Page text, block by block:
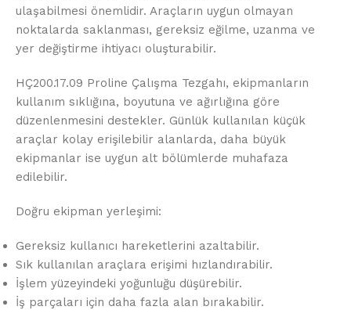
ulaşabilmesi önemlidir. Araçların uygun olmayan
noktalarda saklanması, gereksiz eğilme, uzanma ve
yer değiştirme ihtiyacı oluşturabilir.
HÇ200.17.09 Proline Çalışma Tezgahı, ekipmanların
kullanım sıklığına, boyutuna ve ağırlığına göre
düzenlenmesini destekler. Günlük kullanılan küçük
araçlar kolay erişilebilir alanlarda, daha büyük
ekipmanlar ise uygun alt bölümlerde muhafaza
edilebilir.
Doğru ekipman yerleşimi:
Gereksiz kullanıcı hareketlerini azaltabilir.
Sık kullanılan araçlara erişimi hızlandırabilir.
İşlem yüzeyindeki yoğunluğu düşürebilir.
İş parçaları için daha fazla alan bırakabilir.